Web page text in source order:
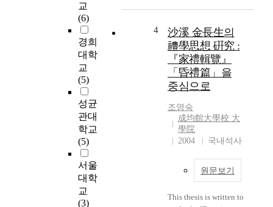
교
(6)
경희
대학
교
(5)
성균
관대
학교
(5)
서울
대학
교
(3)
4
沙溪 金長生의
禮學思想 硏究 :
『家禮輯覽』
「昏禮篇」을
중심으로
조영숙
成均館大學校 大
學院
2004
국내석사
원문보기
This thesis is written to